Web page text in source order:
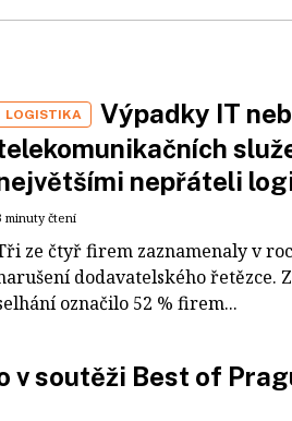
LOGISTIKA
Výpadky IT
nepřáteli
minuty čtení
ze čtyř firem zaznamenaly v
dodavatelského řetězce.
označilo 52 % firem...
v soutěži Best of